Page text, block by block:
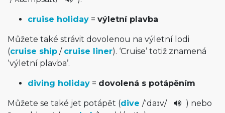
cruise holiday = výletní plavba
Můžete také strávit dovolenou na výletní lodi
(cruise ship / cruise liner). ‘Cruise’ totiž znamená
‘výletní plavba’.
diving holiday = dovolená s potápěním
Můžete se také jet potápět (dive /'daɪv/
) nebo